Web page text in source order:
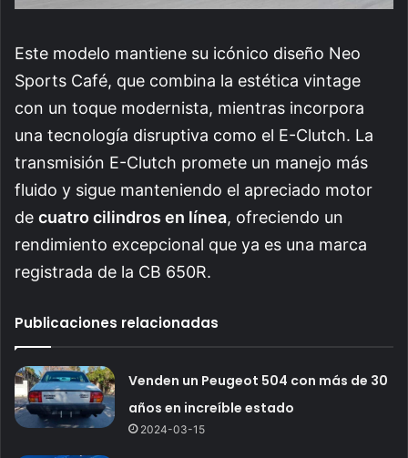
Este modelo mantiene su icónico diseño Neo
Sports Café, que combina la estética vintage
con un toque modernista, mientras incorpora
una tecnología disruptiva como el E-Clutch. La
transmisión E-Clutch promete un manejo más
fluido y sigue manteniendo el apreciado motor
de cuatro cilindros en línea, ofreciendo un
rendimiento excepcional que ya es una marca
registrada de la CB 650R.
Publicaciones relacionadas
Venden un Peugeot 504 con más de 30
años en increíble estado
2024-03-15